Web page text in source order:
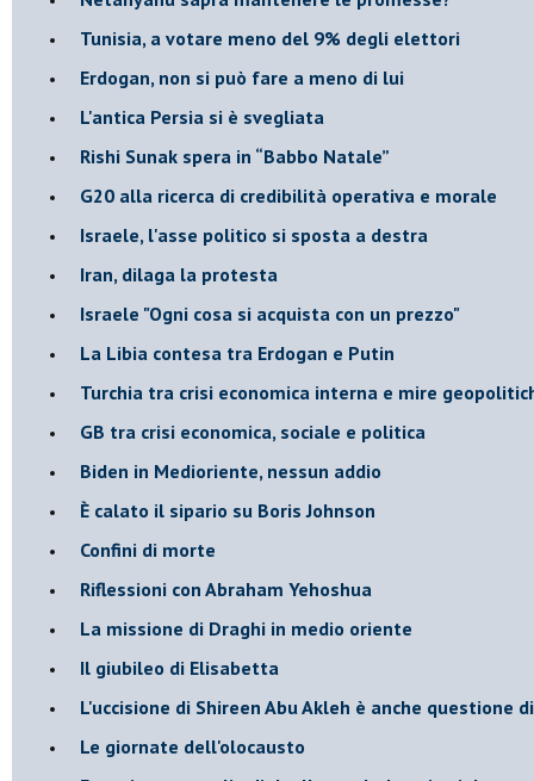
Tunisia, a votare meno del 9% degli elettori
Erdogan, non si può fare a meno di lui
L'antica Persia si è svegliata
Rishi Sunak spera in “Babbo Natale”
G20 alla ricerca di credibilità operativa e morale
Israele, l'asse politico si sposta a destra
Iran, dilaga la protesta
Israele "Ogni cosa si acquista con un prezzo"
La Libia contesa tra Erdogan e Putin
Turchia tra crisi economica interna e mire
GB tra crisi economica, sociale e politica
Biden in Medioriente, nessun addio
È calato il sipario su Boris Johnson
Confini di morte
Riflessioni con Abraham Yehoshua
La missione di Draghi in medio oriente
Il giubileo di Elisabetta
L'uccisione di Shireen Abu Akleh è anche questione
Le giornate dell'olocausto